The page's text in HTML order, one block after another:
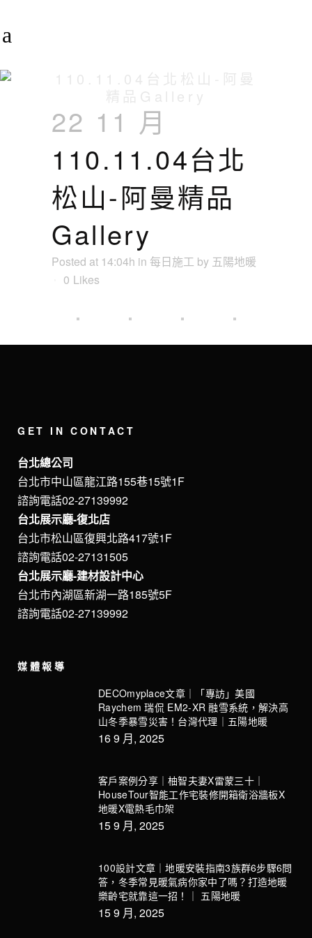
22 11 月
110.11.04台北
松山-阿曼精品
Gallery
Posted at 14:04h in 每日施工 by 五陽地暖
0 Likes
GET IN CONTACT
台北總公司
台北市中山區龍江路155巷15號1F
諮詢電話02-27139992
台北展示廳-復北店
台北市松山區復興北路417號1F
諮詢電話02-27131505
台北展示廳-建材設計中心
台北市內湖區新湖一路185號5F
諮詢電話02-27139992
媒體報導
DECOmyplace文章｜「專訪」美國
Raychem 瑞侃 EM2-XR 融雪系統，解決高
山冬季暴雪災害！台灣代理｜五陽地暖
16 9 月, 2025
客戶案例分享｜柚智夫妻X雷蒙三十｜
HouseTour智能工作宅裝修開箱衛浴牆板X
地暖X電熱毛巾架
15 9 月, 2025
100設計文章｜地暖安裝指南3族群6步驟6問
答，冬季常見暖氣病你家中了嗎？打造地暖
樂齡宅就靠這一招！｜ 五陽地暖
15 9 月, 2025